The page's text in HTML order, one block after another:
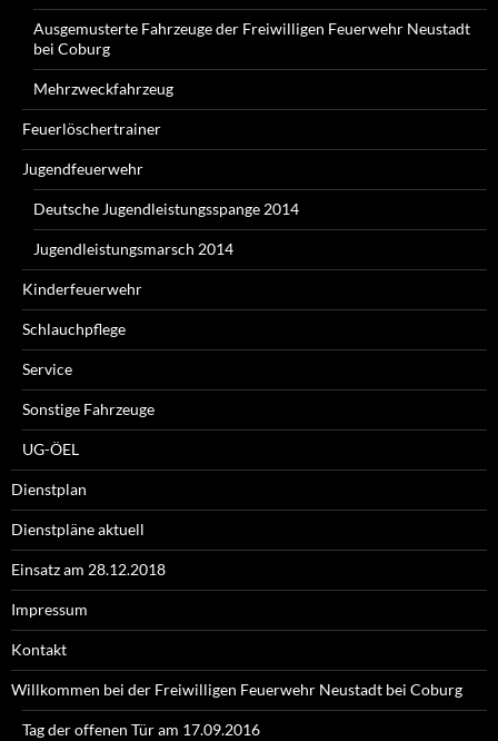
Ausgemusterte Fahrzeuge der Freiwilligen Feuerwehr Neustadt
bei Coburg
Mehrzweckfahrzeug
Feuerlöschertrainer
Jugendfeuerwehr
Deutsche Jugendleistungsspange 2014
Jugendleistungsmarsch 2014
Kinderfeuerwehr
Schlauchpflege
Service
Sonstige Fahrzeuge
UG-ÖEL
Dienstplan
Dienstpläne aktuell
Einsatz am 28.12.2018
Impressum
Kontakt
Willkommen bei der Freiwilligen Feuerwehr Neustadt bei Coburg
Tag der offenen Tür am 17.09.2016